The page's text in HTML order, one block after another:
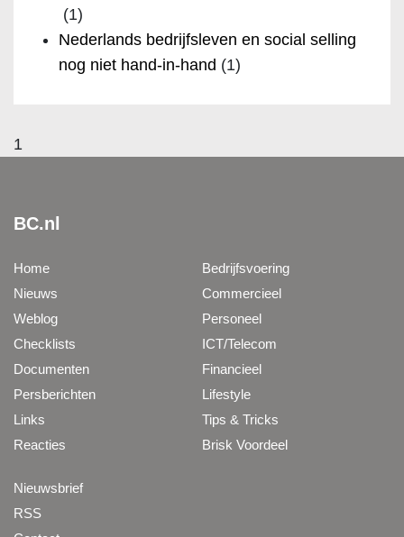
(1)
Nederlands bedrijfsleven en social selling
nog niet hand-in-hand (1)
1
BC.nl
Home
Nieuws
Weblog
Checklists
Documenten
Persberichten
Links
Reacties
Bedrijfsvoering
Commercieel
Personeel
ICT/Telecom
Financieel
Lifestyle
Tips & Tricks
Brisk Voordeel
Nieuwsbrief
RSS